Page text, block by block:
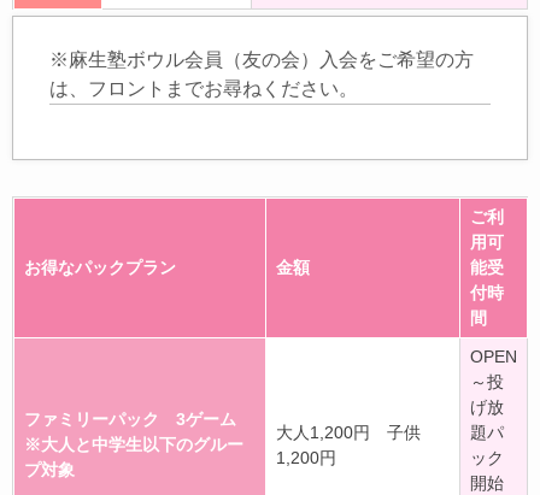
※麻生塾ボウル会員（友の会）入会をご希望の方
は、フロントまでお尋ねください。
お得なパックプラン 金額
ご利
用可
能受
付時
間
ファミリーパック 3ゲーム
※大人と中学生以下のグルー
プ対象
大人1,200円 子供
1,200円
OPEN
～投
げ放
題パ
ック
開始